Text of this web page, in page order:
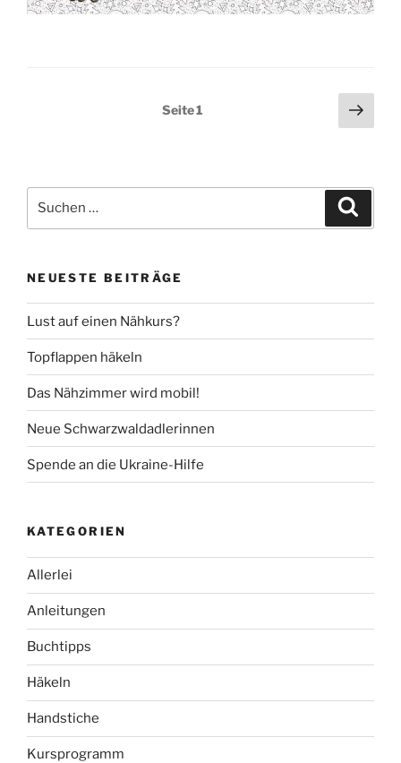
Seitennummerierung
Seite1
nach:
NEUESTE BEITRÄGE
Lust auf einen Nähkurs?
Topflappen häkeln
Das Nähzimmer wird mobil!
Neue Schwarzwaldadlerinnen
Spende an die Ukraine-Hilfe
KATEGORIEN
Allerlei
Anleitungen
Buchtipps
Häkeln
Handstiche
Kursprogramm